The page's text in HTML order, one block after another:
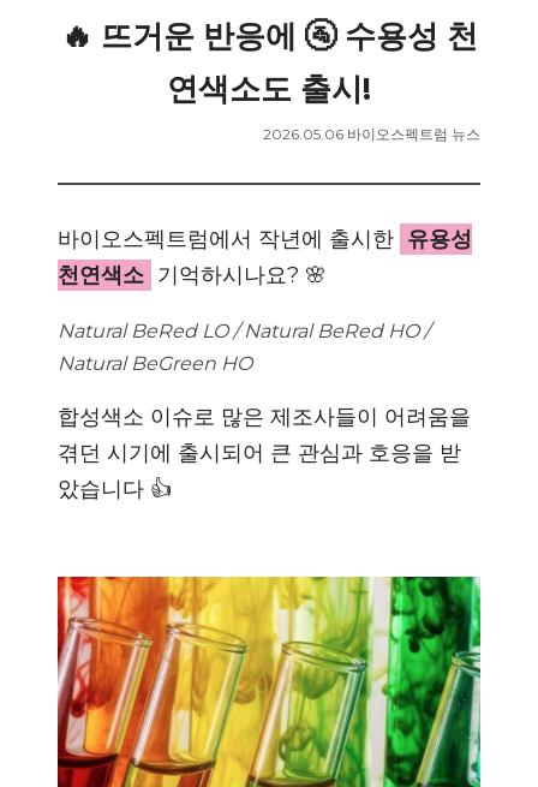
🔥 뜨거운 반응에 🚰 수용성 천
연색소도 출시!
2026.05.06 바이오스펙트럼 뉴스
바이오스펙트럼에서 작년에 출시한 유용성
천연색소 기억하시나요? 🌸
Natural BeRed LO / Natural BeRed HO /
Natural BeGreen HO
합성색소 이슈로 많은 제조사들이 어려움을
겪던 시기에 출시되어 큰 관심과 호응을 받
았습니다 👍